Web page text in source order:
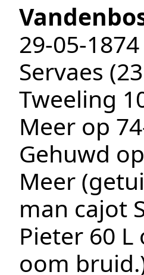
29‑05‑1874
Servaes
Tweeling
Meer op
Gehuwd
Meer
man cajot
Pieter 60
oom bruid.